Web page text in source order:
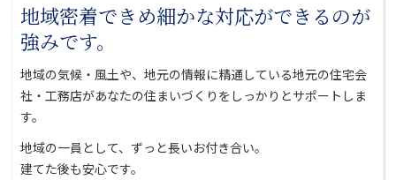
地域密着できめ細かな対応ができるのが
強みです。
地域の気候・風土や、地元の情報に精通している地元の住宅会
社・工務店があなたの住まいづくりをしっかりとサポートしま
す。
地域の一員として、ずっと長いお付き合い。
建てた後も安心です。